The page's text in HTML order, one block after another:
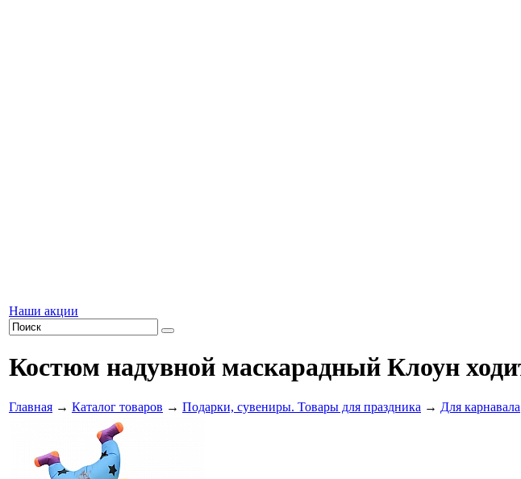
Наши акции
Костюм надувной маскарадный Клоун
Главная → Каталог товаров → Подарки, сувениры. Товары для праздника → Для карнавала